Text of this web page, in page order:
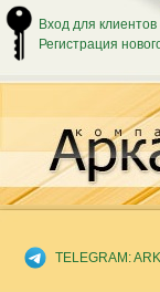
и Аналитики!!!
TELEGRAM:
Вход для клиентов
Регистрация